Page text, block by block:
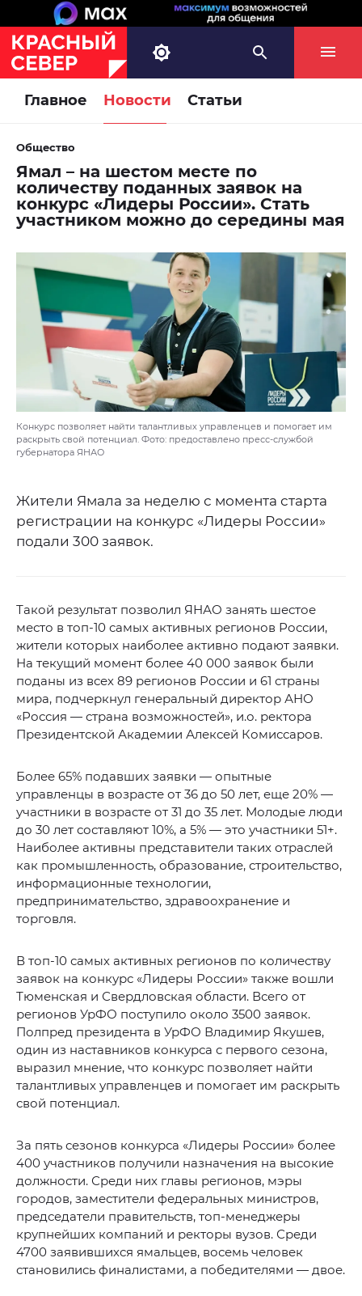
Главное Новости Статьи
Общество
Ямал – на шестом месте по
количеству поданных заявок на
конкурс «Лидеры России». Стать
участником можно до середины мая
Конкурс позволяет найти талантливых управленцев и помогает им
раскрыть свой потенциал. Фото: предоставлено пресс-службой
губернатора ЯНАО
Жители Ямала за неделю с момента старта
регистрации на конкурс «Лидеры России»
подали 300 заявок.
Такой результат позволил ЯНАО занять шестое
место в топ-10 самых активных регионов России,
жители которых наиболее активно подают заявки.
На текущий момент более 40 000 заявок были
поданы из всех 89 регионов России и 61 страны
мира, подчеркнул генеральный директор АНО
«Россия — страна возможностей», и.о. ректора
Президентской Академии Алексей Комиссаров.
Более 65% подавших заявки — опытные
управленцы в возрасте от 36 до 50 лет, еще 20% —
участники в возрасте от 31 до 35 лет. Молодые люди
до 30 лет составляют 10%, а 5% — это участники 51+.
Наиболее активны представители таких отраслей
как промышленность, образование, строительство,
информационные технологии,
предпринимательство, здравоохранение и
торговля.
В топ-10 самых активных регионов по количеству
заявок на конкурс «Лидеры России» также вошли
Тюменская и Свердловская области. Всего от
регионов УрФО поступило около 3500 заявок.
Полпред президента в УрФО Владимир Якушев,
один из наставников конкурса с первого сезона,
выразил мнение, что конкурс позволяет найти
талантливых управленцев и помогает им раскрыть
свой потенциал.
За пять сезонов конкурса «Лидеры России» более
400 участников получили назначения на высокие
должности. Среди них главы регионов, мэры
городов, заместители федеральных министров,
председатели правительств, топ-менеджеры
крупнейших компаний и ректоры вузов. Среди
4700 заявившихся ямальцев, восемь человек
становились финалистами, а победителями — двое.